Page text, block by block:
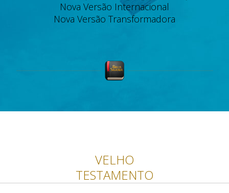
Nova Versão Internacional
Nova Versão Transformadora
VELHO
TESTAMENTO